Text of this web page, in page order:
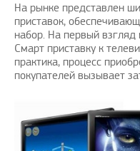
На рынке представлен
приставок,
набор. На первый взгляд
Смарт приставку к
практика, процесс
покупателей вызывает